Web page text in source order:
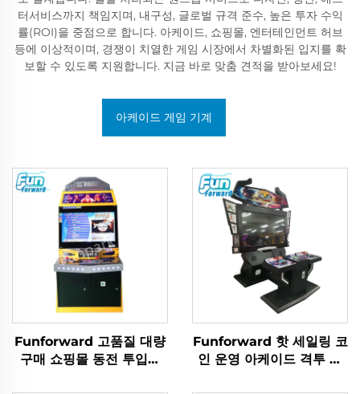
터서비스까지 책임지며, 내구성, 글로벌 규격 준수, 높은 투자 수익
률(ROI)을 중점으로 합니다. 아케이드, 쇼핑몰, 엔터테인먼트 허브
등에 이상적이며, 경쟁이 치열한 게임 시장에서 차별화된 입지를 확
보할 수 있도록 지원합니다. 지금 바로 맞춤 견적을 받아보세요!
아케이드 게임 기계
Funforward 고품질 대량
구매 쇼핑몰 동전 투입식
Funforward 핫 세일링 코
인 운영 아케이드 격투 게